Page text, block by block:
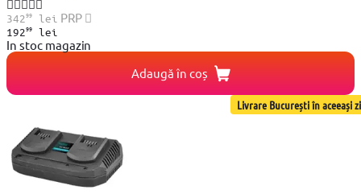
34299lei PRP
19299lei
In stoc magazin
Adaugă în coș
Livrare București în aceeași zi